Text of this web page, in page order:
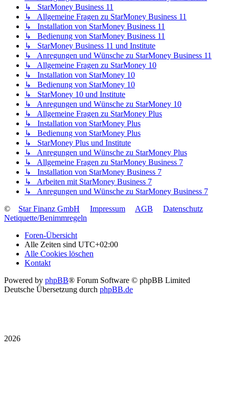
↳ StarMoney Business 11
↳ Allgemeine Fragen zu StarMoney Business 11
↳ Installation von StarMoney Business 11
↳ Bedienung von StarMoney Business 11
↳ StarMoney Business 11 und Institute
↳ Anregungen und Wünsche zu StarMoney Business 11
↳ Allgemeine Fragen zu StarMoney 10
↳ Installation von StarMoney 10
↳ Bedienung von StarMoney 10
↳ StarMoney 10 und Institute
↳ Anregungen und Wünsche zu StarMoney 10
↳ Allgemeine Fragen zu StarMoney Plus
↳ Installation von StarMoney Plus
↳ Bedienung von StarMoney Plus
↳ StarMoney Plus und Institute
↳ Anregungen und Wünsche zu StarMoney Plus
↳ Allgemeine Fragen zu StarMoney Business 7
↳ Installation von StarMoney Business 7
↳ Arbeiten mit StarMoney Business 7
↳ Anregungen und Wünsche zu StarMoney Business 7
©
Star Finanz GmbH Impressum AGB
Datenschutz
Netiquette/Benimmregeln
Foren-Übersicht
Alle Zeiten sind UTC+02:00
Alle Cookies löschen
Kontakt
Powered by phpBB® Forum Software © phpBB Limited
Deutsche Übersetzung durch phpBB.de
2026